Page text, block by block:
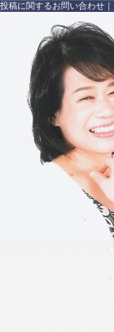
投稿に関するお問い合わせ ｜